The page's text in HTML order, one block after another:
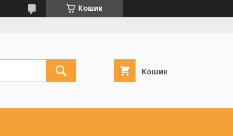
Кошик
Кошик